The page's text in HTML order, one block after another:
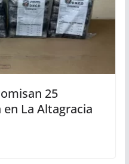
25
La Altagracia